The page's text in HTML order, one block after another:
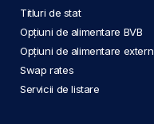
Titluri de stat
Opțiuni de alimentare BVB
Opțiuni de alimentare extern
Swap rates
Servicii de listare